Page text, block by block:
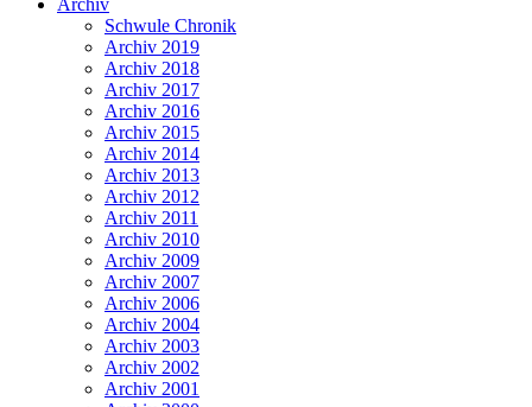
Archiv
Schwule Chronik
Archiv 2019
Archiv 2018
Archiv 2017
Archiv 2016
Archiv 2015
Archiv 2014
Archiv 2013
Archiv 2012
Archiv 2011
Archiv 2010
Archiv 2009
Archiv 2007
Archiv 2006
Archiv 2004
Archiv 2003
Archiv 2002
Archiv 2001